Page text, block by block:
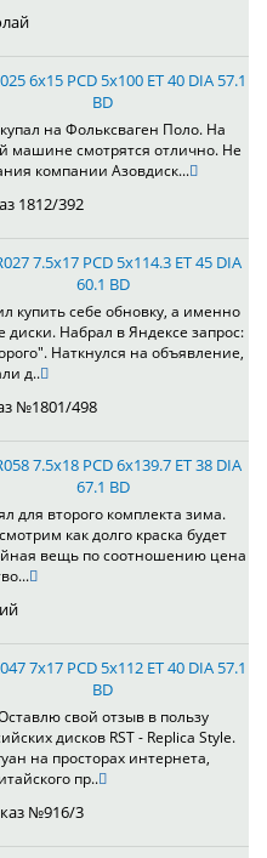
6x15 PCD 5x100 ET 40 DIA 57.1
BD
на Фольксваген Поло. На
машине смотрятся отлично. Не
компании Азовдиск...
1812/392
7.5x17 PCD 5x114.3 ET 45 DIA
60.1 BD
купить себе обновку, а именно
диски. Набрал в Яндексе запрос:
Наткнулся на объявление,
д..
№1801/498
7.5x18 PCD 6x139.7 ET 38 DIA
67.1 BD
для второго комплекта зима.
как долго краска будет
вещь по соотношению цена
7x17 PCD 5x112 ET 40 DIA 57.1
BD
свой отзыв в пользу
дисков RST - Replica Style.
на просторах интернета,
пр..
№916/3